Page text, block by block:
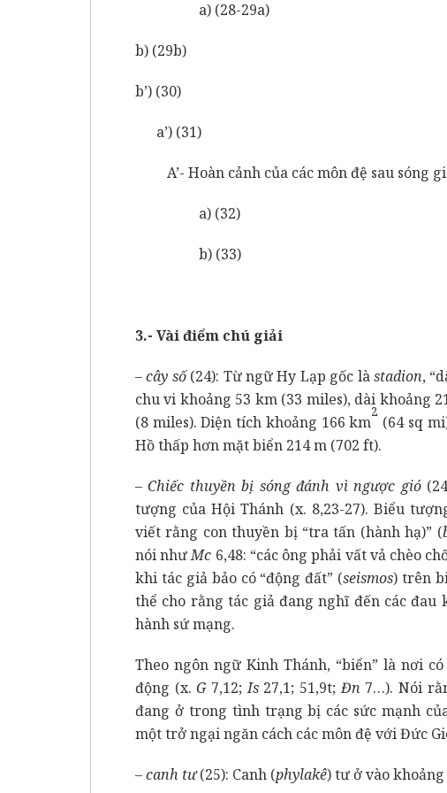
a) (28-29a)
b) (29b)
b’) (30)
a’) (31)
A’- Hoàn cảnh của các môn đệ sau sóng
a) (32)
b) (33)
3.- Vài điểm chú giải
– cây số(24): Từ ngữ Hy Lạp gốc làstadion,
chu vi khoảng 53 km (33 miles), dài khoảng
(8 miles). Diện tích khoảng 166 km
2
(64 sq
Hồ thấp hơn mặt biển 214 m (702 ft).
– Chiếc thuyền bị sóng đánh vì ngược gió
tượng của Hội Thánh (x. 8,23-27). Biểu
viết rằng con thuyền bị “tra tấn (hành hạ)” (
nói nhưMc 6,48: “các ông phải vất vả chèo
khi tác giả bảo có “động đất” (seismos) trên
thể cho rằng tác giả đang nghĩ đến các
hành sứ mạng.
Theo ngôn ngữ Kinh Thánh, “biển” là nơi
động (x.G 7,12;Is27,1; 51,9t;Đn 7…). Nói
đang ở trong tình trạng bị các sức mạnh
mộttrở ngại ngăn cách các môn đệ với Đức
– canh tư(25): Canh (phylakê) tư ở vào